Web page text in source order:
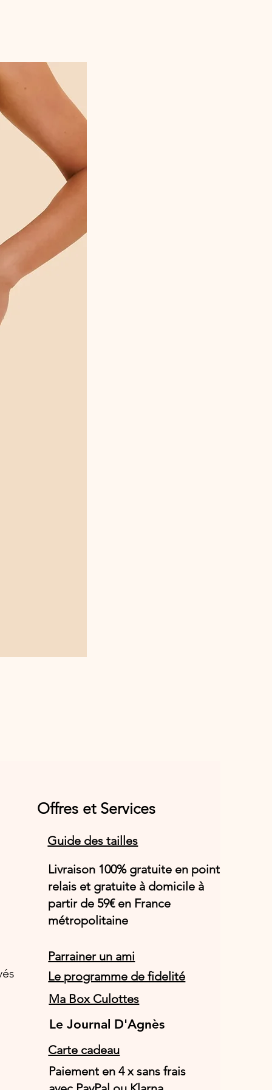
Offres et Services
Guide des tailles
Livraison 100% gratuite en point
relais et gratuite à domicile à
partir de 59€ en France
métropolitaine
Parrainer un ami
Le programme de fidelité
Ma Box Culottes
Le Journal D'Agnès
Le Journal D'Agnès
Carte cadeau
Paiement en 4 x sans frais